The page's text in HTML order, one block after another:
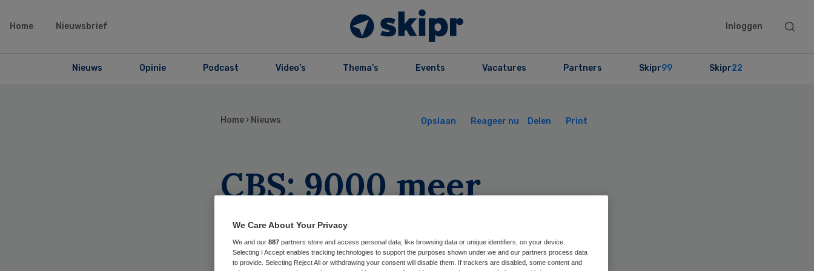
Home Nieuwsbrief Inloggen
Search
Nieuws Opinie Podcast Video’s Thema’s Events Vacatures Partners Skipr99 Skipr22
Home › Nieuws Opslaan Reageer nu Delen Print
CBS: 9000 meer
sterfgevallen door
corona
We Care About Your Privacy
We and our 887 partners store and access personal data, like browsing data or unique identifiers, on your device.
Selecting I Accept enables tracking technologies to support the purposes shown under we and our partners process data
to provide. Selecting Reject All or withdrawing your consent will disable them. If trackers are disabled, some content and